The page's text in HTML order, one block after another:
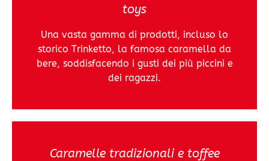
toys
Una vasta gamma di prodotti, incluso lo
storico Trinketto, la famosa caramella da
bere, soddisfacendo i gusti dei più piccini e
dei ragazzi.
Caramelle tradizionali e toffee